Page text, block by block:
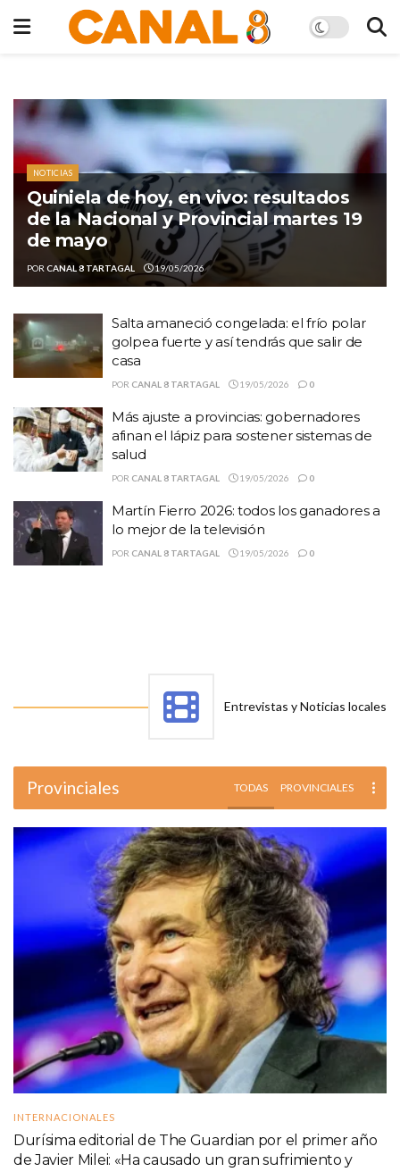
NOTICIAS
Quiniela de hoy, en vivo: resultados
de la Nacional y Provincial martes 19
de mayo
POR CANAL 8 TARTAGAL 19/05/2026
Salta amaneció congelada: el frío polar
golpea fuerte y así tendrás que salir de
casa
POR CANAL 8 TARTAGAL 19/05/2026 0
Más ajuste a provincias: gobernadores
afinan el lápiz para sostener sistemas de
salud
POR CANAL 8 TARTAGAL 19/05/2026 0
Martín Fierro 2026: todos los ganadores a
lo mejor de la televisión
POR CANAL 8 TARTAGAL 19/05/2026 0
Entrevistas y Noticias locales
Provinciales TODAS PROVINCIALES
INTERNACIONALES
Durísima editorial de The Guardian por el primer año
de Javier Milei: «Ha causado un gran sufrimiento y